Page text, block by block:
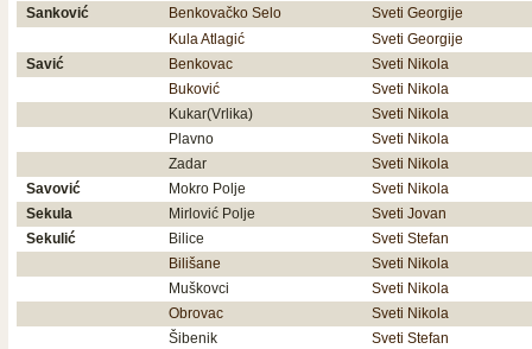
Sanković
Benkovačko Selo
Sveti Georgije
Kula Atlagić
Sveti Georgije
Savić
Benkovac
Sveti Nikola
Buković
Sveti Nikola
Kukar(Vrlika)
Sveti Nikola
Plavno
Sveti Nikola
Zadar
Sveti Nikola
Savović
Mokro Polje
Sveti Nikola
Sekula
Mirlović Polje
Sveti Jovan
Sekulić
Bilice
Sveti Stefan
Bilišane
Sveti Nikola
Muškovci
Sveti Nikola
Obrovac
Sveti Nikola
Šibenik
Sveti Stefan